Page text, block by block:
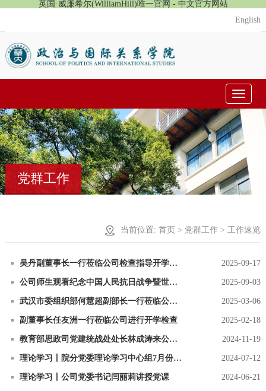
英国·威廉希尔(WilliamHill)唯一官网 - 中文官方网站
English
Toggle
党群工作
当前位置:首页 > 党群工作 > 工作速览
吴丹副董事长一行莅临公司检查指导开学工作 2025-09-17
公司师生观看纪念中国人民抗日战争暨世界反法西斯战争胜利80周年大会 2025-09-03
武汉市委组织部何慧超副部长一行莅临公司调研指导工作 2025-03-06
副董事长任友洲一行莅临公司进行开学检查 2025-02-18
教育部思政司党建统战处处长林成涛来公司调研指导 2024-11-19
理论学习丨院分党委理论学习中心组7月份集中理论学习会议召开 2024-07-12
理论学习丨公司党委书记闫丽莉讲授党课 2024-06-21